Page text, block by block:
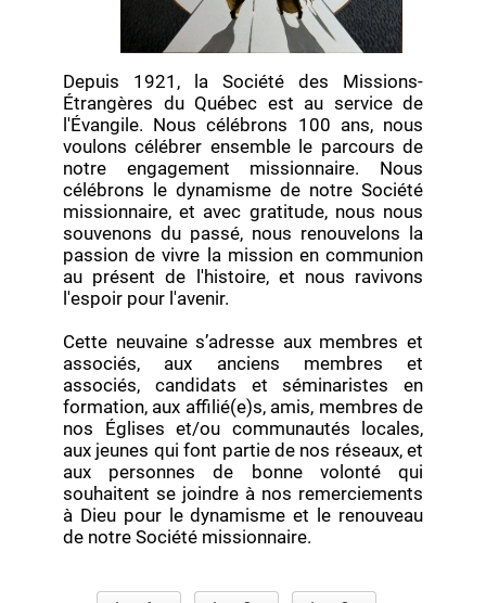
Depuis 1921, la Société des Missions-
Étrangères du Québec est au service de
l'Évangile. Nous célébrons 100 ans, nous
voulons célébrer ensemble le parcours de
notre engagement missionnaire. Nous
célébrons le dynamisme de notre Société
missionnaire, et avec gratitude, nous nous
souvenons du passé, nous renouvelons la
passion de vivre la mission en communion
au présent de l'histoire, et nous ravivons
l'espoir pour l'avenir.
Cette neuvaine s’adresse aux membres et
associés, aux anciens membres et
associés, candidats et séminaristes en
formation, aux affilié(e)s, amis, membres de
nos Églises et/ou communautés locales,
aux jeunes qui font partie de nos réseaux, et
aux personnes de bonne volonté qui
souhaitent se joindre à nos remerciements
à Dieu pour le dynamisme et le renouveau
de notre Société missionnaire.